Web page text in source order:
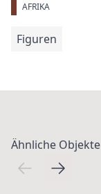
AFRIKA
Figuren
Ähnliche Objekte